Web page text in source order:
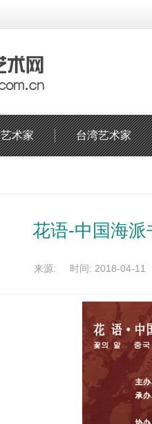
艺术家 台湾艺术家
花语-中国海派
来源: 时间: 2018-04-11